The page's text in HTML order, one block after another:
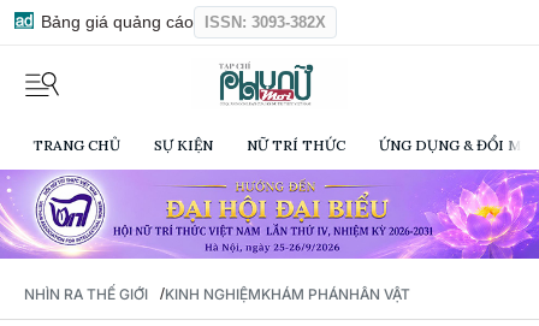
Bảng giá quảng cáo ISSN: 3093-382X
TRANG CHỦ SỰ KIỆN NỮ TRÍ THỨC ỨNG DỤNG & ĐỔI
NHÌN RA THẾ GIỚI /KINH NGHIỆMKHÁM PHÁNHÂN VẬT